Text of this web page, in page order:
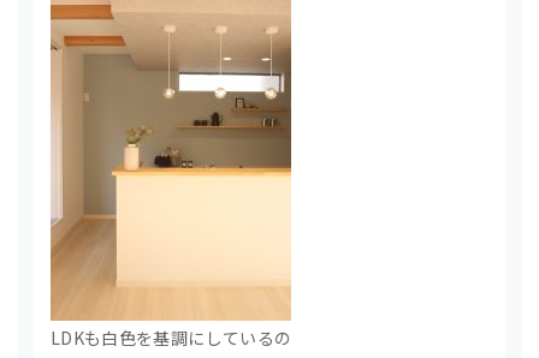
LDKも白色を基調にしているの